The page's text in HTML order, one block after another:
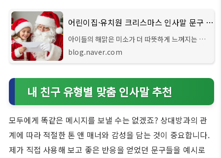
어린이집·유치원 크리스마스 인사말 문구 모음, 산타편지부터 학부모 감사인사까지 따뜻한 연
아이들의 해맑은 미소가 더 따뜻하게 느껴지는 겨
울, 반짝이는 크리스마스 시즌이 다가왔습니다. 어
린이집...
blog.naver.com
내 친구 유형별 맞춤 인사말 추천
모두에게 똑같은 메시지를 보낼 수는 없겠죠? 상대방과의 관
계에 따라 적절한 톤 앤 매너와 감성을 담는 것이 중요합니다.
제가 직접 사용해 보고 좋은 반응을 얻었던 문구들을 예시로